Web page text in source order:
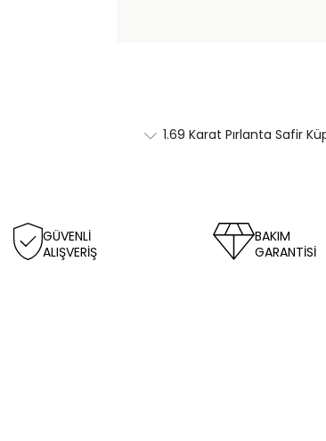
1.69 Karat Pırlanta Safir
GÜVENLİ
ALIŞVERİŞ
BAKIM
GARANTİSİ